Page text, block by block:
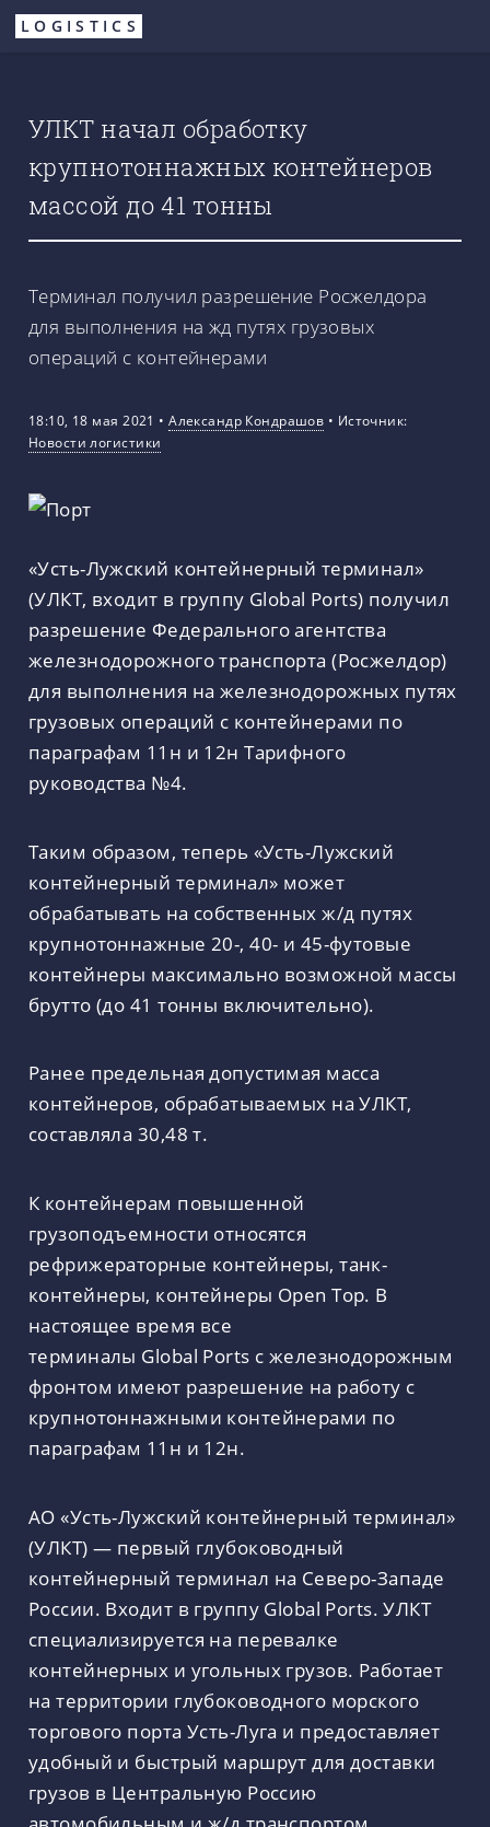
Перейти
LOGISTICS
УЛКТ начал обработку
крупнотоннажных контейнеров
массой до 41 тонны
Терминал получил разрешение Росжелдора
для выполнения на жд путях грузовых
операций с контейнерами
18:10, 18 мая 2021 •Александр Кондрашов • Источник:
Новости логистики
«Усть-Лужский контейнерный терминал»
(УЛКТ, входит в группу Global Ports) получил
разрешение Федерального агентства
железнодорожного транспорта (Росжелдор)
для выполнения на железнодорожных путях
грузовых операций с контейнерами по
параграфам 11н и 12н Тарифного
руководства №4.
Таким образом, теперь «Усть-Лужский
контейнерный терминал» может
обрабатывать на собственных ж/д путях
крупнотоннажные 20-, 40- и 45-футовые
контейнеры максимально возможной массы
брутто (до 41 тонны включительно).
Ранее предельная допустимая масса
контейнеров, обрабатываемых на УЛКТ,
составляла 30,48 т.
К контейнерам повышенной
грузоподъемности относятся
рефрижераторные контейнеры, танк-
контейнеры, контейнеры Open Top. В
настоящее время все
терминалы Global Ports с железнодорожным
фронтом имеют разрешение на работу с
крупнотоннажными контейнерами по
параграфам 11н и 12н.
АО «Усть-Лужский контейнерный терминал»
(УЛКТ) — первый глубоководный
контейнерный терминал на Северо-Западе
России. Входит в группу Global Ports. УЛКТ
специализируется на перевалке
контейнерных и угольных грузов. Работает
на территории глубоководного морского
торгового порта Усть-Луга и предоставляет
удобный и быстрый маршрут для доставки
грузов в Центральную Россию